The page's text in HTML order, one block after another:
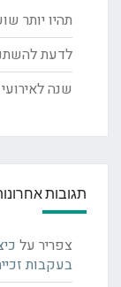
תהיו יותר
לדעת
שנה
תגובות
צפרירעל
בעקבות